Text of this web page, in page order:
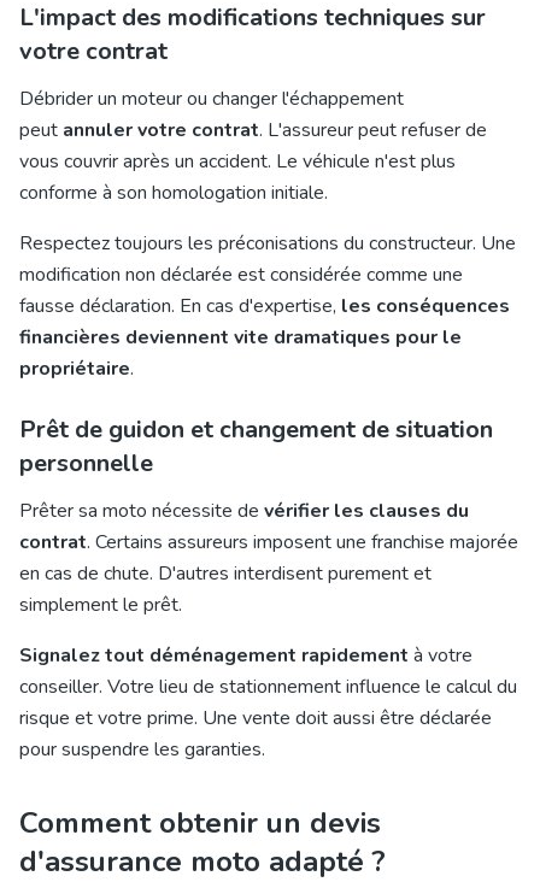
L'impact des modifications techniques sur
votre contrat
Débrider un moteur ou changer l'échappement
peut annuler votre contrat. L'assureur peut refuser de
vous couvrir après un accident. Le véhicule n'est plus
conforme à son homologation initiale.
Respectez toujours les préconisations du constructeur. Une
modification non déclarée est considérée comme une
fausse déclaration. En cas d'expertise, les conséquences
financières deviennent vite dramatiques pour le
propriétaire.
Prêt de guidon et changement de situation
personnelle
Prêter sa moto nécessite de vérifier les clauses du
contrat. Certains assureurs imposent une franchise majorée
en cas de chute. D'autres interdisent purement et
simplement le prêt.
Signalez tout déménagement rapidement à votre
conseiller. Votre lieu de stationnement influence le calcul du
risque et votre prime. Une vente doit aussi être déclarée
pour suspendre les garanties.
Comment obtenir un devis
d'assurance moto adapté ?